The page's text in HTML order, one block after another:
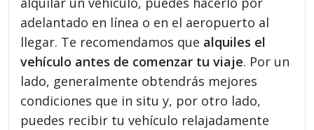
adelantado en línea o en el aeropuerto al
llegar. Te recomendamos que alquiles el
vehículo antes de comenzar tu viaje. Por un
lado, generalmente obtendrás mejores
condiciones que in situ y, por otro lado,
puedes recibir tu vehículo relajadamente